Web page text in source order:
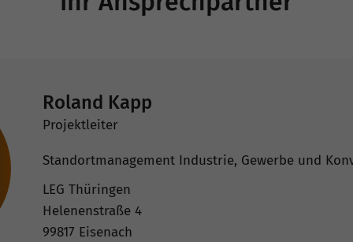
Roland Kapp
Projektleiter
Standortmanagement Industrie, Gewerbe und
LEG Thüringen
Helenenstraße 4
99817 Eisenach